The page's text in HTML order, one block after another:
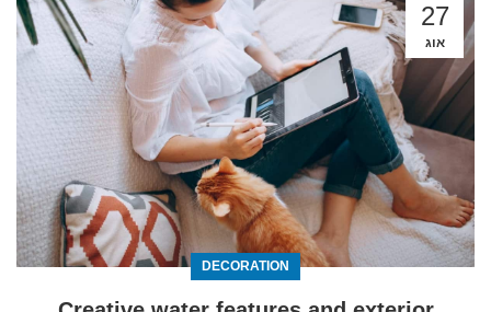
27
אוג
DECORATION